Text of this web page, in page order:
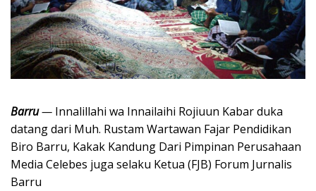
Barru— Innalillahi wa Innailaihi Rojiuun Kabar duka
datang dari Muh. Rustam Wartawan Fajar Pendidikan
Biro Barru, Kakak Kandung Dari Pimpinan Perusahaan
Media Celebes juga selaku Ketua (FJB) Forum Jurnalis
Barru